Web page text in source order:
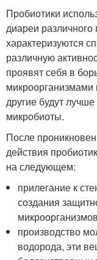
Пробиотики
диареи
характеризуются
различную
проявят себя в
микроорганизмами
другие будут
микробиоты.
После
действия
на следующем:
прилегание к
создания
производство
водорода, эти